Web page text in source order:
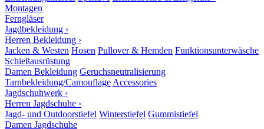
Montagen
Ferngläser
Jagdbekleidung ›
Herren Bekleidung ›
Jacken & Westen Hosen Pullover & Hemden Funktionsunterwäsche
Schießausrüstung
Damen Bekleidung Geruchsneutralisierung
Tarnbekleidung/Camouflage Accessories
Jagdschuhwerk ›
Herren Jagdschuhe ›
Jagd- und Outdoorstiefel Winterstiefel Gummistiefel
Damen Jagdschuhe